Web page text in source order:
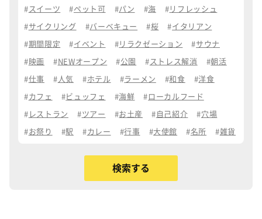
スイーツ ペット可 パン 海 リフレッシュ
サイクリング バーベキュー 桜 イタリアン
期間限定 イベント リラクゼーション サウナ
映画 NEWオープン 公園 ストレス解消 朝活
仕事 人気 ホテル ラーメン 和食 洋食
カフェ ビュッフェ 海鮮 ローカルフード
レストラン ツアー お土産 自己紹介 穴場
お祭り 駅 カレー 行事 大使館 名所 雑貨